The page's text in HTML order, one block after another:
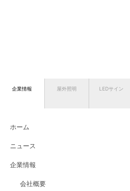
企業情報 屋外照明 LEDサイン
ホーム
ニュース
企業情報
会社概要